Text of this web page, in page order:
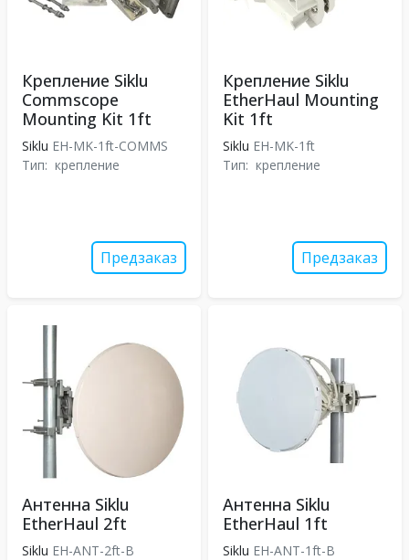
Крепление Siklu
Commscope
Mounting Kit 1ft
Siklu EH-MK-1ft-COMMS
Тип: крепление
Предзаказ
Крепление Siklu
EtherHaul Mounting
Kit 1ft
Siklu EH-MK-1ft
Тип: крепление
Предзаказ
Антенна Siklu
EtherHaul 2ft
Siklu EH-ANT-2ft-B
Антенна Siklu
EtherHaul 1ft
Siklu EH-ANT-1ft-B